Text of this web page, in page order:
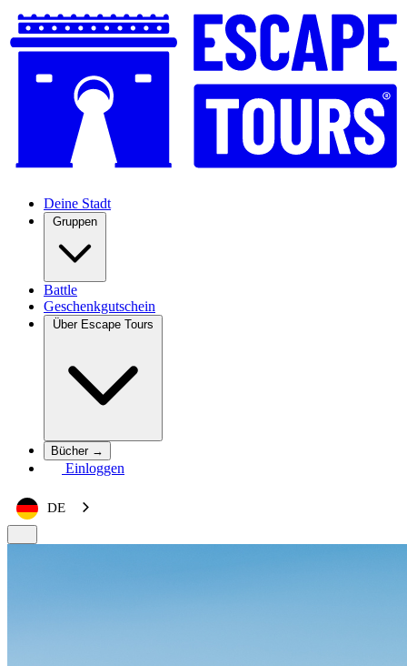
Deine Stadt
Gruppen
Battle
Geschenkgutschein
Über Escape Tours
Bücher →
Einloggen
DE